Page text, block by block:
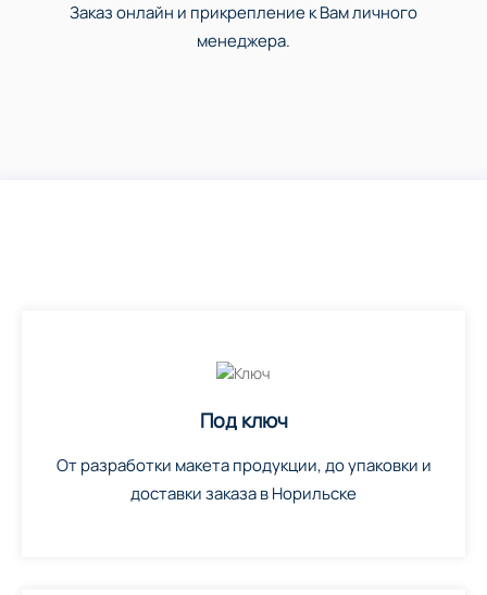
Заказ онлайн и прикрепление к Вам личного
менеджера.
Под ключ
От разработки макета продукции, до упаковки и
доставки заказа в Норильске